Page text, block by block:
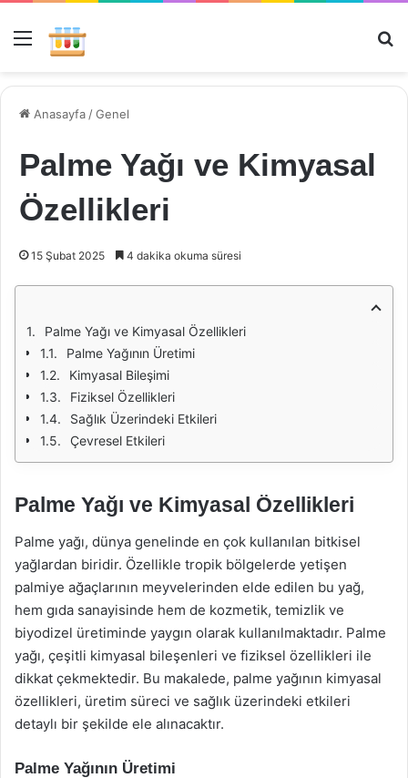
Menü
Anasayfa /Genel
Palme Yağı ve Kimyasal
Özellikleri
15 Şubat 2025 4 dakika okuma süresi
Palme Yağı ve Kimyasal Özellikleri
Palme Yağının Üretimi
Kimyasal Bileşimi
Fiziksel Özellikleri
Sağlık Üzerindeki Etkileri
Çevresel Etkileri
Palme Yağı ve Kimyasal Özellikleri
Palme yağı, dünya genelinde en çok kullanılan bitkisel
yağlardan biridir. Özellikle tropik bölgelerde yetişen
palmiye ağaçlarının meyvelerinden elde edilen bu yağ,
hem gıda sanayisinde hem de kozmetik, temizlik ve
biyodizel üretiminde yaygın olarak kullanılmaktadır. Palme
yağı, çeşitli kimyasal bileşenleri ve fiziksel özellikleri ile
dikkat çekmektedir. Bu makalede, palme yağının kimyasal
özellikleri, üretim süreci ve sağlık üzerindeki etkileri
detaylı bir şekilde ele alınacaktır.
Palme Yağının Üretimi